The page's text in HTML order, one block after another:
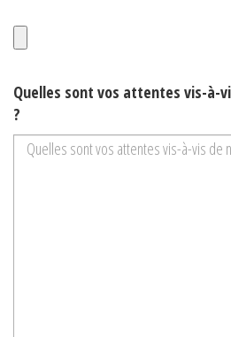
Quelles sont vos attentes vis-à-
?